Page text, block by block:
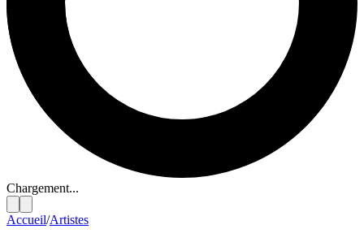
Chargement...
Accueil/Artistes